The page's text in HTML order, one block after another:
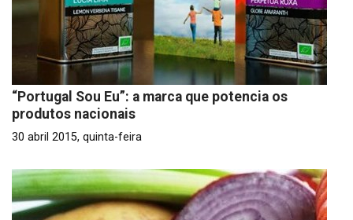
“Portugal Sou Eu”: a marca que potencia os
produtos nacionais
30 abril 2015, quinta-feira